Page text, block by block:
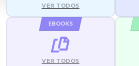
VER TODOS
EBOOKS
VER TODOS